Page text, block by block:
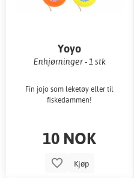
Yoyo
Enhjørninger - 1 stk
Fin jojo som leketøy eller til
fiskedammen!
10 NOK
Kjøp